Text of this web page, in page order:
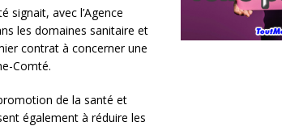
signait, avec l’Agence
les domaines sanitaire et
contrat à concerner une
Comté.
de la santé et
également à réduire les